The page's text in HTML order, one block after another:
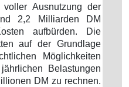
Ausnutzung der
2,2 Milliarden DM
aufbürden. Die
auf der Grundlage
Möglichkeiten
Belastungen
DM zu rechnen.